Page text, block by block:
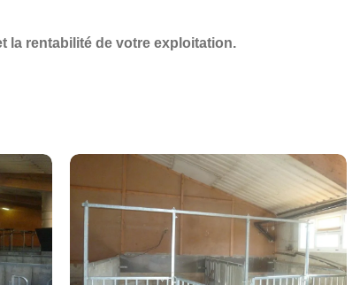
la rentabilité de votre exploitation.